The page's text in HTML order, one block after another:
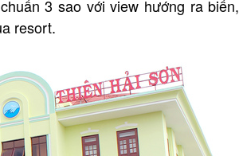
3 sao với view hướng ra biển,
resort.